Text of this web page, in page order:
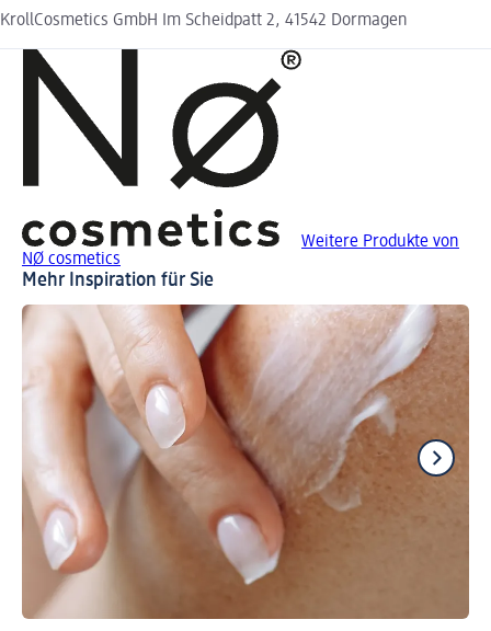
KrollCosmetics GmbH Im Scheidpatt 2, 41542 Dormagen
Weitere Produkte von
NØ cosmetics
Mehr Inspiration für Sie